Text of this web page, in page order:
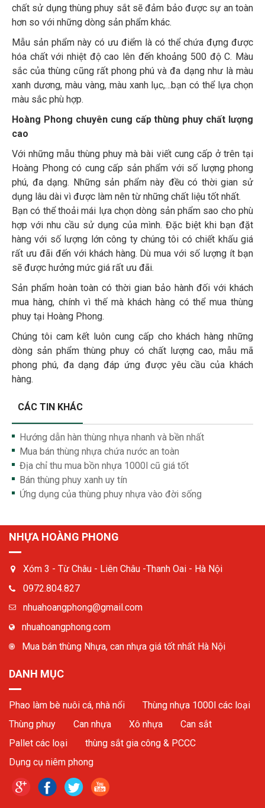
chất sử dụng thùng phuy sắt sẽ đảm bảo được sự an toàn
hơn so với những dòng sản phẩm khác.
Mẫu sản phẩm này có ưu điểm là có thể chứa đựng được
hóa chất với nhiệt độ cao lên đến khoảng 500 độ C. Màu
sắc của thùng cũng rất phong phú và đa dạng như là màu
xanh dương, màu vàng, màu xanh lục,…bạn có thể lựa chọn
màu sắc phù hợp.
Hoàng Phong chuyên cung cấp thùng phuy chất lượng
cao
Với những mẫu thùng phuy mà bài viết cung cấp ở trên tại
Hoàng Phong có cung cấp sản phẩm với số lượng phong
phú, đa dạng. Những sản phẩm này đều có thời gian sử
dụng lâu dài vì được làm nên từ những chất liệu tốt nhất.
Bạn có thể thoải mái lựa chọn dòng sản phẩm sao cho phù
hợp với nhu cầu sử dụng của mình. Đặc biệt khi bạn đặt
hàng với số lượng lớn công ty chúng tôi có chiết khấu giá
rất ưu đãi đến với khách hàng. Dù mua với số lượng ít bạn
sẽ được hưởng mức giá rất ưu đãi.
Sản phẩm hoàn toàn có thời gian bảo hành đối với khách
mua hàng, chính vì thế mà khách hàng có thể mua thùng
phuy tại Hoàng Phong.
Chúng tôi cam kết luôn cung cấp cho khách hàng những
dòng sản phẩm thùng phuy có chất lượng cao, mẫu mã
phong phú, đa dạng đáp ứng được yêu cầu của khách
hàng.
CÁC TIN KHÁC
Hướng dẫn hàn thùng nhựa nhanh và bền nhất
Mua bán thùng nhựa chứa nước an toàn
Địa chỉ thu mua bồn nhựa 1000l cũ giá tốt
Bán thùng phuy xanh uy tín
Ứng dụng của thùng phuy nhựa vào đời sống
NHỰA HOÀNG PHONG
Xóm 3 - Từ Châu - Liên Châu -Thanh Oai - Hà Nội
0972.804.827
nhuahoangphong@gmail.com
nhuahoangphong.com
Mua bán thùng Nhựa, can nhựa giá tốt nhất Hà Nội
DANH MỤC
Phao làm bè nuôi cá, nhà nổi
Thùng nhựa 1000l các loại
Thùng phuy
Can nhựa Xô nhựa
Can sắt
Pallet các loại
thùng sắt gia công & PCCC
Dụng cụ niêm phong